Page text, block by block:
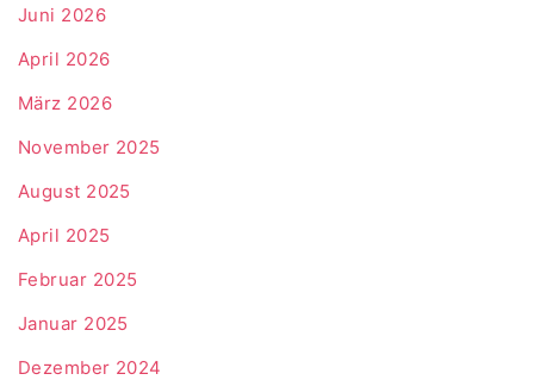
Juni 2026
April 2026
März 2026
November 2025
August 2025
April 2025
Februar 2025
Januar 2025
Dezember 2024